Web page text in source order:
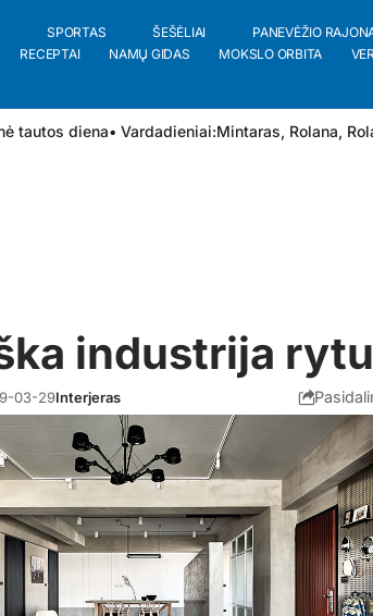
SPORTAS ŠEŠĖLIAI PANEVĖŽIO
RECEPTAI NAMŲ GIDAS MOKSLO ORBITA
tautos diena• Vardadieniai:Mintaras, Rolana,
industrija
03-29Interjeras